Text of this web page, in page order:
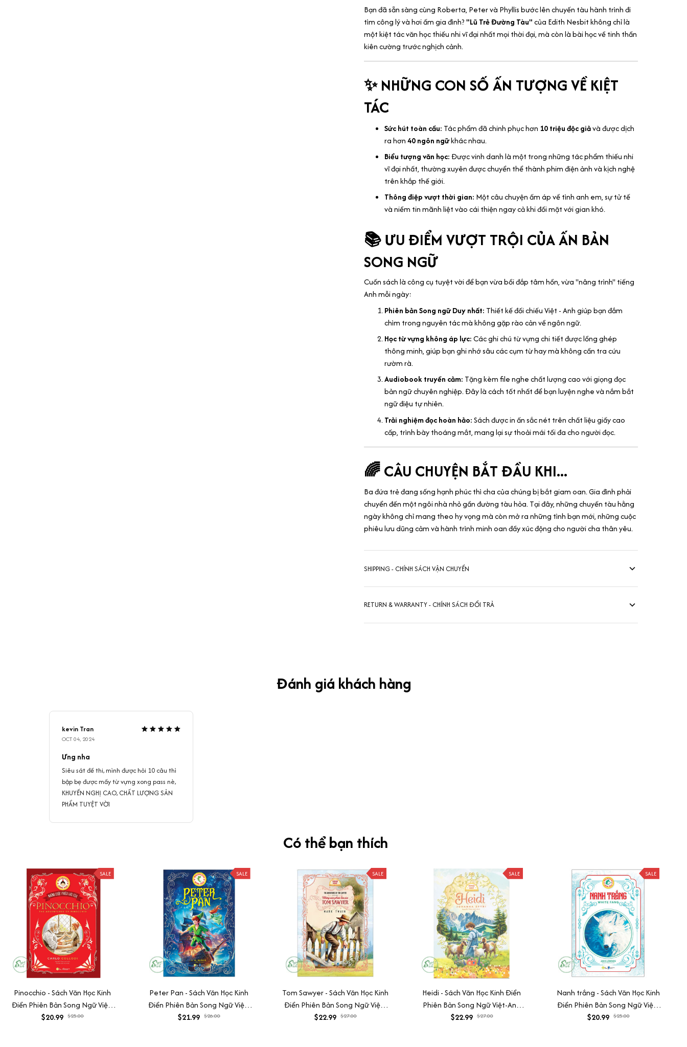
Bạn đã sẵn sàng cùng Roberta, Peter và Phyllis bước lên chuyến tàu hành trình đi
tìm công lý và hơi ấm gia đình?"Lũ Trẻ Đường Tàu"của Edith Nesbit không chỉ là
một kiệt tác văn học thiếu nhi vĩ đại nhất mọi thời đại, mà còn là bài học về tinh thần
kiên cường trước nghịch cảnh.
✨ NHỮNG CON SỐ ẤN TƯỢNG VỀ KIỆT
TÁC
Sức hút toàn cầu: Tác phẩm đã chinh phục hơn 10 triệu độc giảvà được dịch
ra hơn40 ngôn ngữkhác nhau.
Biểu tượng văn học:Được vinh danh là một trong những tác phẩm thiếu nhi
vĩ đại nhất, thường xuyên được chuyển thể thành phim điện ảnh và kịch nghệ
trên khắp thế giới.
Thông điệp vượt thời gian: Một câu chuyện ấm áp về tình anh em, sự tử tế
và niềm tin mãnh liệt vào cái thiện ngay cả khi đối mặt với gian khó.
📚 ƯU ĐIỂM VƯỢT TRỘI CỦA ẤN BẢN
SONG NGỮ
Cuốn sách là công cụ tuyệt vời để bạn vừa bồi đắp tâm hồn, vừa "nâng trình" tiếng
Anh mỗi ngày:
Phiên bản Song ngữ Duy nhất: Thiết kế đối chiếu Việt - Anh giúp bạn đắm
chìm trong nguyên tác mà không gặp rào cản về ngôn ngữ.
Học từ vựng không áp lực:Các ghi chú từ vựng chi tiết được lồng ghép
thông minh, giúp bạn ghi nhớ sâu các cụm từ hay mà không cần tra cứu
rườm rà.
Audiobook truyền cảm: Tặng kèm file nghe chất lượng cao với giọng đọc
bản ngữ chuyên nghiệp. Đây là cách tốt nhất để bạn luyện nghe và nắm bắt
ngữ điệu tự nhiên.
Trải nghiệm đọc hoàn hảo:Sách được in ấn sắc nét trên chất liệu giấy cao
cấp, trình bày thoáng mắt, mang lại sự thoải mái tối đa cho người đọc.
🌈 CÂU CHUYỆN BẮT ĐẦU KHI...
Ba đứa trẻ đang sống hạnh phúc thì cha của chúng bị bắt giam oan. Gia đình phải
chuyển đến một ngôi nhà nhỏ gần đường tàu hỏa. Tại đây, những chuyến tàu hằng
ngày không chỉ mang theo hy vọng mà còn mở ra những tình bạn mới, những cuộc
phiêu lưu dũng cảm và hành trình minh oan đầy xúc động cho người cha thân yêu.
SHIPPING - CHÍNH SÁCH VẬN CHUYỂN
RETURN & WARRANTY - CHÍNH SÁCH ĐỔI TRẢ
Đánh giá khách hàng
kevin Tran
OCT 04, 2024
Ưng nha
Siêu sát đề thi, mình được hỏi 10 câu thì
bập bẹ được mấy từ vựng xong pass nè,
KHUYẾN NGHỊ CAO, CHẤT LƯỢNG SẢN
PHẨM TUYỆT VỜI
Có thể bạn thích
SALE
Pinocchio - Sách Văn Học Kinh
Điển Phiên Bản Song Ngữ Việt-
Anh (Tặng File Nghe Audio)
$20.99 $25.00
SALE
Peter Pan - Sách Văn Học Kinh
Điển Phiên Bản Song Ngữ Việt-
Anh (Tặng File Nghe Audio)
$21.99 $26.00
SALE
Tom Sawyer - Sách Văn Học Kinh
Điển Phiên Bản Song Ngữ Việt-
Anh (Tặng File Nghe Audio)
$22.99 $27.00
SALE
Heidi - Sách Văn Học Kinh Điển
Phiên Bản Song Ngữ Việt-Anh
(Tặng File Nghe Audio)
$22.99 $27.00
SALE
Nanh trắng - Sách Văn Học Kinh
Điển Phiên Bản Song Ngữ Việt-
Anh (Tặng File Nghe Audio)
$20.99 $25.00